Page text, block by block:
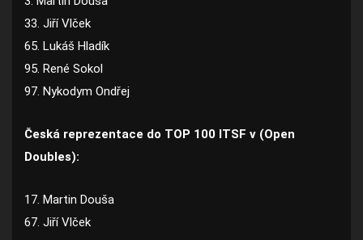
33. Jiří Vlček
65. Lukáš Hladík
95. René Sokol
97. Nykodym Ondřej
Česká reprezentace do TOP 100 ITSF v (Open
Doubles):
17. Martin Douša
67. Jiří Vlček